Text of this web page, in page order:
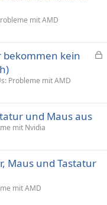
mit AMD
e
bekommen kein
Probleme mit AMD
und Maus aus
mit Nvidia
Maus und Tastatur
mit AMD